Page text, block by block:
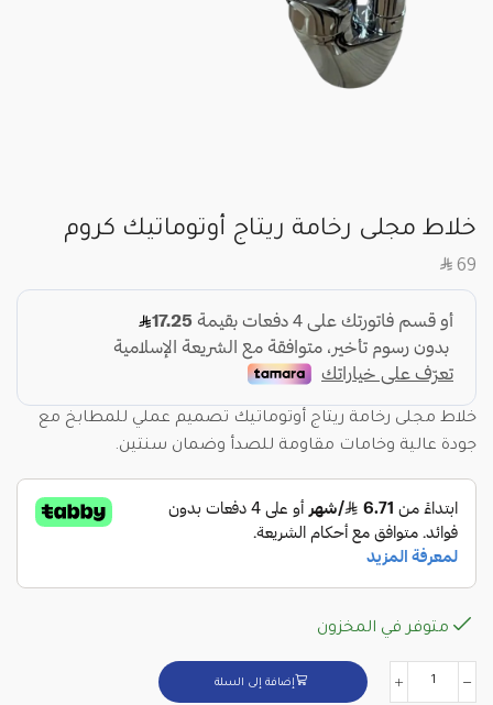
خلاط مجلى رخامة ريتاج أوتوماتيك كروم
SAR 69
خلاط مجلى رخامة ريتاج أوتوماتيك تصميم عملي للمطابخ مع
جودة عالية وخامات مقاومة للصدأ وضمان سنتين.
متوفر في المخزون
إضافة إلى السلة